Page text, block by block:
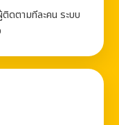
ตามทีละคน ระบบ